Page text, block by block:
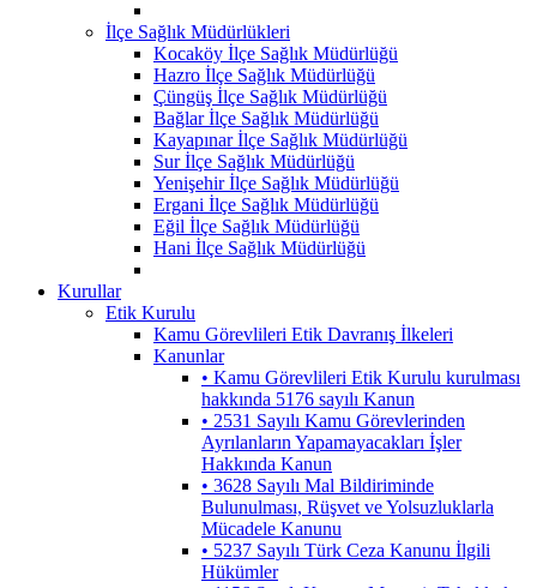
İlçe Sağlık Müdürlükleri
Kocaköy İlçe Sağlık Müdürlüğü
Hazro İlçe Sağlık Müdürlüğü
Çüngüş İlçe Sağlık Müdürlüğü
Bağlar İlçe Sağlık Müdürlüğü
Kayapınar İlçe Sağlık Müdürlüğü
Sur İlçe Sağlık Müdürlüğü
Yenişehir İlçe Sağlık Müdürlüğü
Ergani İlçe Sağlık Müdürlüğü
Eğil İlçe Sağlık Müdürlüğü
Hani İlçe Sağlık Müdürlüğü
Kurullar
Etik Kurulu
Kamu Görevlileri Etik Davranış İlkeleri
Kanunlar
• Kamu Görevlileri Etik Kurulu kurulması
hakkında 5176 sayılı Kanun
• 2531 Sayılı Kamu Görevlerinden
Ayrılanların Yapamayacakları İşler
Hakkında Kanun
• 3628 Sayılı Mal Bildiriminde
Bulunulması, Rüşvet ve Yolsuzluklarla
Mücadele Kanunu
• 5237 Sayılı Türk Ceza Kanunu İlgili
Hükümler